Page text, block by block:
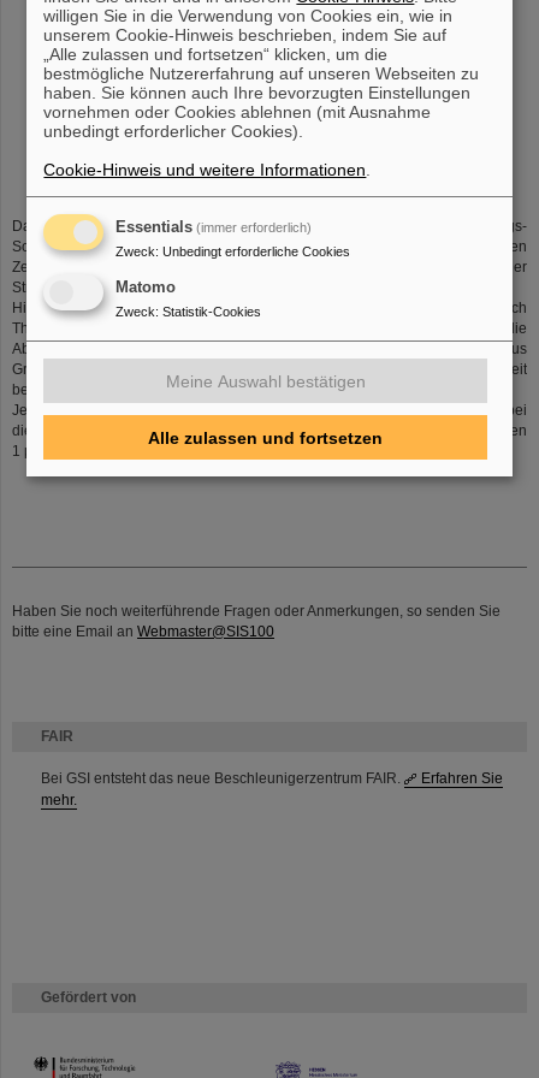
FAIR
Bei GSI entsteht das neue Beschleunigerzentrum FAIR.
Erfahren Sie
mehr.
Gefördert von
HMWK
Das Funktionsprinzip baut auf die Verwendung von Hochspannungs-
Schaltröhren (Thyratrons). Diese können sehr genau zum gewünschten
Zeitpunkt eingeschaltet (gezündet) werden und bleiben leitend, bis der
Stromfluss beendet ist.
Hier lädt ein Hochspannungsnetzgerät einen Kondensator auf, der dann durch
Thy1 auf die Ablenkeinheit geschaltet wird. Um den Puls zu beenden, muss die
Ablenkeinheit über Thy2 wieder entladen werden. Die Stützkapazität wird aus
Gründen der Schaltereigenschaften und der Zuleitung zu der Ablenkeinheit
benötigt.
Je nach verwendeter Beschleunigereinstellung und Ionensorte werden bei
diesem Gerät Spannungen von 400V bis max. 30 kV bei Pulslängen zwischen
1 µs bis 400 µs verwendet.
Haben Sie noch weiterführende Fragen oder Anmerkungen, so senden Sie
bitte eine Email an Webmaster@SIS100
willigen Sie in die Verwendung von Cookies ein, wie in
unserem Cookie-Hinweis beschrieben, indem Sie auf
„Alle zulassen und fortsetzen“ klicken, um die
bestmögliche Nutzererfahrung auf unseren Webseiten zu
haben. Sie können auch Ihre bevorzugten Einstellungen
vornehmen oder Cookies ablehnen (mit Ausnahme
unbedingt erforderlicher Cookies).
Cookie-Hinweis und weitere Informationen
Essentials (immer erforderlich)
Zweck: Unbedingt erforderliche Cookies
Matomo
Zweck: Statistik-Cookies
Meine Auswahl bestätigen
Alle zulassen und fortsetzen